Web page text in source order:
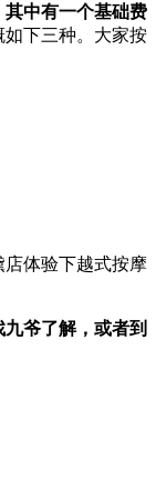
其中有一个基础费
如下三种。大家按
体验下越式按摩
爷了解，或者到